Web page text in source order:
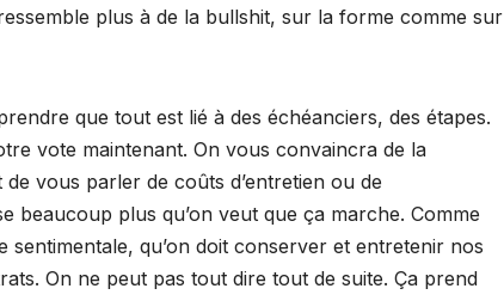
plus à de la bullshit, sur la forme comme sur
que tout est lié à des échéanciers, des étapes.
vote maintenant. On vous convaincra de la
vous parler de coûts d’entretien ou de
beaucoup plus qu’on veut que ça marche. Comme
qu’on doit conserver et entretenir nos
On ne peut pas tout dire tout de suite. Ça prend